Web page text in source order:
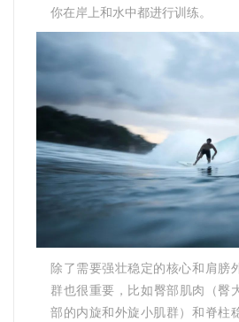
你在岸上和水中都进行训练。
除了需要强壮稳定的核心和肩膀
群也很重要，比如臀部肌肉（臀
部的内旋和外旋小肌群）和脊柱